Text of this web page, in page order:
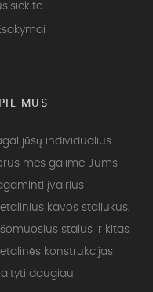
MUS
jūsų individualius
mes galime Jums
įvairius
kavos staliukus,
stalus ir kitas
konstrukcijas
daugiau